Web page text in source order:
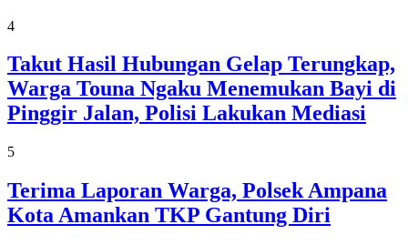
4
Takut Hasil Hubungan Gelap Terungkap,
Warga Touna Ngaku Menemukan Bayi di
Pinggir Jalan, Polisi Lakukan Mediasi
5
Terima Laporan Warga, Polsek Ampana
Kota Amankan TKP Gantung Diri